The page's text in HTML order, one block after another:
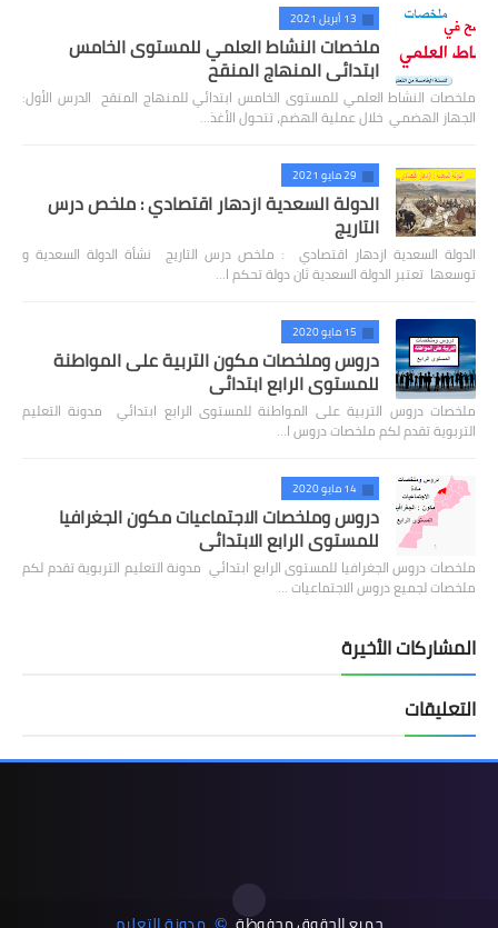
13 أبريل 2021
ملخصات النشاط العلمي للمستوى الخامس
ابتدائي المنهاج المنقح
ملخصات النشاط العلمي للمستوى الخامس ابتدائي للمنهاج المنقح الدرس الأول:
الجهاز الهضمي خلال عملية الهضم، تتحول الأغذ…
29 مايو 2021
الدولة السعدية ازدهار اقتصادي : ملخص درس
التاريج
الدولة السعدية ازدهار اقتصادي : ملخص درس التاريج نشأة الدولة السعدية و
توسعها تعتبر الدولة السعدية ثان دولة تحكم ا…
15 مايو 2020
دروس وملخصات مكون التربية على المواطنة
للمستوى الرابع ابتدائي
ملخصات دروس التربية على المواطنة للمستوى الرابع ابتدائي مدونة التعليم
التربوية تقدم لكم ملخصات دروس ا…
14 مايو 2020
دروس وملخصات الاجتماعيات مكون الجغرافيا
للمستوى الرابع الابتدائي
ملخصات دروس الجغرافيا للمستوى الرابع ابتدائي مدونة التعليم التربوية تقدم لكم
ملخصات لجميع دروس الاجتماعيات …
المشاركات الأخيرة
التعليقات
©